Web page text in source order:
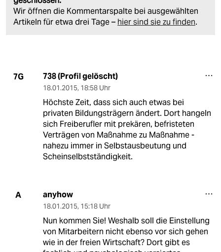
Wir öffnen die Kommentarspalte bei ausgewählten
Artikeln für etwa drei Tage – hier sind sie zu finden.
7G 738 (Profil gelöscht)
18.01.2015, 18:58 Uhr
Höchste Zeit, dass sich auch etwas bei
privaten Bildungsträgern ändert. Dort hangeln
sich Freiberufler mit prekären, befristeten
Verträgen von Maßnahme zu Maßnahme -
nahezu immer in Selbstausbeutung und
Scheinselbstständigkeit.
A anyhow
18.01.2015, 15:18 Uhr
Nun kommen Sie! Weshalb soll die Einstellung
von Mitarbeitern nicht ebenso vor sich gehen
wie in der freien Wirtschaft? Dort gibt es